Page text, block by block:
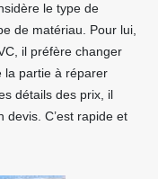
le type de
de matériau. Pour lui,
il préfère changer
la partie à réparer
détails des prix, il
C’est rapide et